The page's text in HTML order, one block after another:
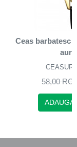
Ceas barbatesc
58,00
ADAUGA